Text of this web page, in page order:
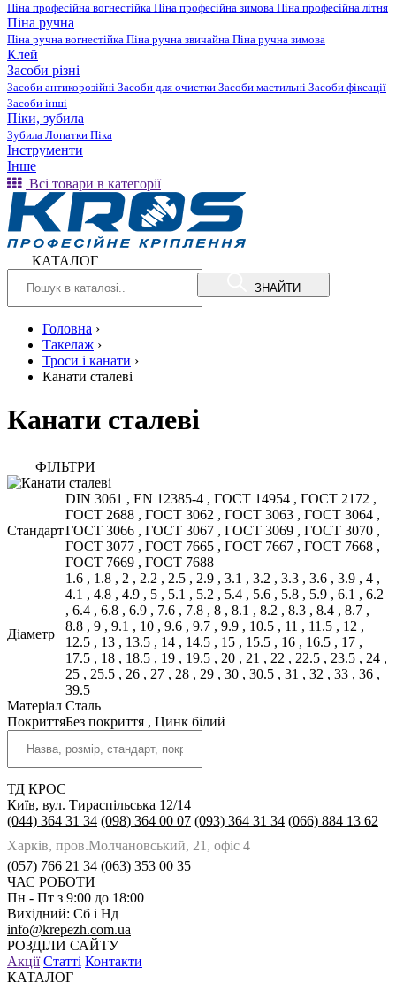
Піна професійна вогнестійка Піна професійна зимова Піна професійна літня
Піна ручна
Піна ручна вогнестійка Піна ручна звичайна Піна ручна зимова
Клей
Засоби різні
Засоби антикорозійні Засоби для очистки Засоби мастильні Засоби фіксації
Засоби інші
Піки, зубила
Зубила Лопатки Піка
Інструменти
Інше
Всі товари в категорії
КАТАЛОГ
ЗНАЙТИ
Головна ›
Такелаж ›
Троси і канати ›
Канати сталеві
Канати сталеві
ФIЛЬТРИ
Стандарт
DIN 3061 , EN 12385-4 , ГОСТ 14954 , ГОСТ 2172 ,
ГОСТ 2688 , ГОСТ 3062 , ГОСТ 3063 , ГОСТ 3064 ,
ГОСТ 3066 , ГОСТ 3067 , ГОСТ 3069 , ГОСТ 3070 ,
ГОСТ 3077 , ГОСТ 7665 , ГОСТ 7667 , ГОСТ 7668 ,
ГОСТ 7669 , ГОСТ 7688
Діаметр
1.6 , 1.8 , 2 , 2.2 , 2.5 , 2.9 , 3.1 , 3.2 , 3.3 , 3.6 , 3.9 , 4 ,
4.1 , 4.8 , 4.9 , 5 , 5.1 , 5.2 , 5.4 , 5.6 , 5.8 , 5.9 , 6.1 , 6.2
, 6.4 , 6.8 , 6.9 , 7.6 , 7.8 , 8 , 8.1 , 8.2 , 8.3 , 8.4 , 8.7 ,
8.8 , 9 , 9.1 , 10 , 9.6 , 9.7 , 9.9 , 10.5 , 11 , 11.5 , 12 ,
12.5 , 13 , 13.5 , 14 , 14.5 , 15 , 15.5 , 16 , 16.5 , 17 ,
17.5 , 18 , 18.5 , 19 , 19.5 , 20 , 21 , 22 , 22.5 , 23.5 , 24 ,
25 , 25.5 , 26 , 27 , 28 , 29 , 30 , 30.5 , 31 , 32 , 33 , 36 ,
39.5
Матеріал Сталь
ПокриттяБез покриття , Цинк білий
ТД КРОС
Київ, вул. Тираспільська 12/14
(044) 364 31 34 (098) 364 00 07 (093) 364 31 34 (066) 884 13 62
Харків, пров.Молчановський, 21, офіс 4
(057) 766 21 34 (063) 353 00 35
ЧАС РОБОТИ
Пн - Пт з 9:00 до 18:00
Вихідний: Сб і Нд
info@krepezh.com.ua
РОЗДІЛИ САЙТУ
Акції Статті Контакти
КАТАЛОГ